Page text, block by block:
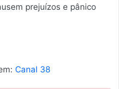
prejuízos e pânico
Canal 38